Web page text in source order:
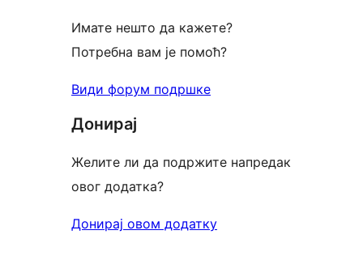
Имате нешто да кажете?
Потребна вам је помоћ?
Види форум подршке
Донирај
Желите ли да подржите напредак
овог додатка?
Донирај овом додатку